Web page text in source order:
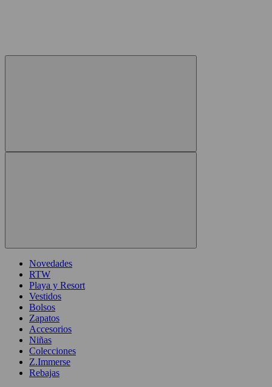
Novedades
RTW
Playa y Resort
Vestidos
Bolsos
Zapatos
Accesorios
Niñas
Colecciones
Z.Immerse
Rebajas